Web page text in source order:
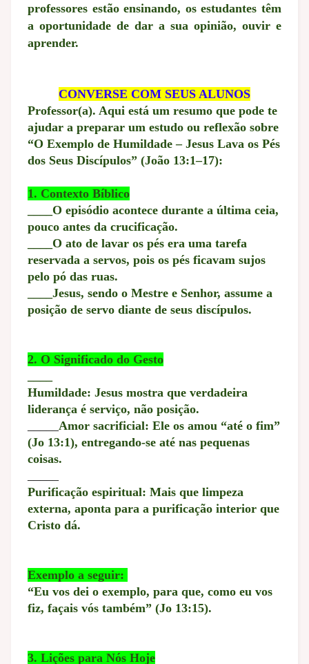
professores estão ensinando, os estudantes têm
a oportunidade de dar a sua opinião, ouvir e
aprender.
CONVERSE COM SEUS ALUNOS
Professor(a). Aqui está um resumo que pode te
ajudar a preparar um estudo ou reflexão sobre
“O Exemplo de Humildade – Jesus Lava os Pés
dos Seus Discípulos” (João 13:1–17):
1. Contexto Bíblico
____O episódio acontece durante a última ceia,
pouco antes da crucificação.
____O ato de lavar os pés era uma tarefa
reservada a servos, pois os pés ficavam sujos
pelo pó das ruas.
____Jesus, sendo o Mestre e Senhor, assume a
posição de servo diante de seus discípulos.
2. O Significado do Gesto
Humildade: Jesus mostra que verdadeira
liderança é serviço, não posição.
Amor sacrificial: Ele os amou “até o fim”
(Jo 13:1), entregando-se até nas pequenas
coisas.
Purificação espiritual: Mais que limpeza
externa, aponta para a purificação interior que
Cristo dá.
Exemplo a seguir:
“Eu vos dei o exemplo, para que, como eu vos
fiz, façais vós também” (Jo 13:15).
3. Lições para Nós Hoje